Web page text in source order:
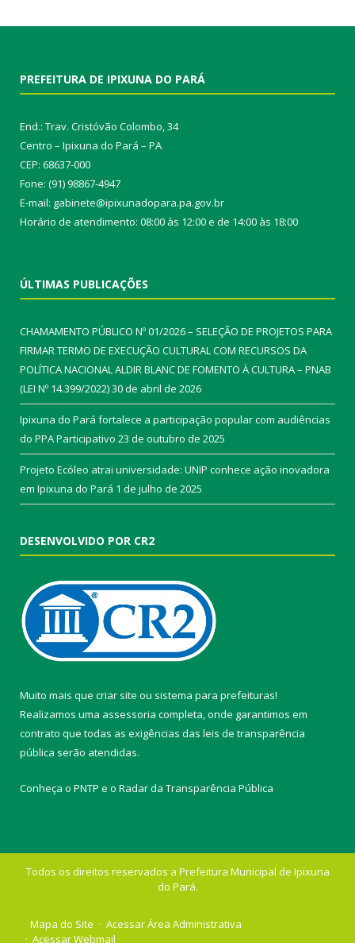
PREFEITURA DE IPIXUNA DO PARÁ
End.: Trav. Cristóvão Colombo, 34
Centro – Ipixuna do Pará – PA
CEP: 68637-000
Fone: (91) 98867-4947
E-mail: gabinete@ipixunadopara.pa.gov.br
Horário de atendimento: 08:00 às 12:00 e de 14:00 às 18:00
ÚLTIMAS PUBLICAÇÕES
CHAMAMENTO PÚBLICO Nº 01/2026 – SELEÇÃO DE PROJETOS PARA
FIRMAR TERMO DE EXECUÇÃO CULTURAL COM RECURSOS DA
POLÍTICA NACIONAL ALDIR BLANC DE FOMENTO À CULTURA – PNAB
(LEI Nº 14.399/2022)30 de abril de 2026
Ipixuna do Pará fortalece a participação popular com audiências
do PPA Participativo 23 de outubro de 2025
Projeto Ecóleo atrai universidade: UNIP conhece ação inovadora
em Ipixuna do Pará 1 de julho de 2025
DESENVOLVIDO POR CR2
Muito mais que criar site ou sistema para prefeituras!
Realizamos uma assessoria completa, onde garantimos em
contrato que todas as exigências das leis de transparência
pública serão atendidas.
Conheça o PNTP e o Radar da Transparência Pública
Todos os direitos reservados a Prefeitura Municipal de Ipixuna
do Pará.
Mapa do Site
Acessar Área Administrativa
Acessar Webmail